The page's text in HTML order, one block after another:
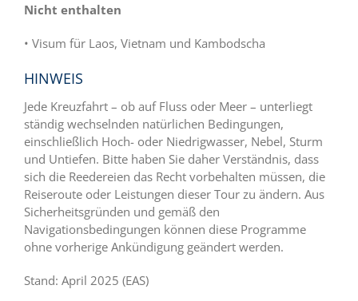
Nicht enthalten
• Visum für Laos, Vietnam und Kambodscha
HINWEIS
Jede Kreuzfahrt – ob auf Fluss oder Meer – unterliegt
ständig wechselnden natürlichen Bedingungen,
einschließlich Hoch- oder Niedrigwasser, Nebel, Sturm
und Untiefen. Bitte haben Sie daher Verständnis, dass
sich die Reedereien das Recht vorbehalten müssen, die
Reiseroute oder Leistungen dieser Tour zu ändern. Aus
Sicherheitsgründen und gemäß den
Navigationsbedingungen können diese Programme
ohne vorherige Ankündigung geändert werden.
Stand: April 2025 (EAS)